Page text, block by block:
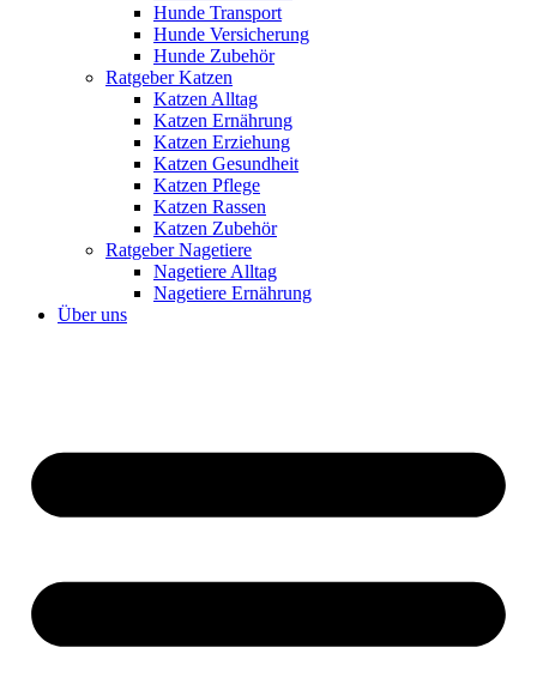
Hunde Transport
Hunde Versicherung
Hunde Zubehör
Ratgeber Katzen
Katzen Alltag
Katzen Ernährung
Katzen Erziehung
Katzen Gesundheit
Katzen Pflege
Katzen Rassen
Katzen Zubehör
Ratgeber Nagetiere
Nagetiere Alltag
Nagetiere Ernährung
Über uns